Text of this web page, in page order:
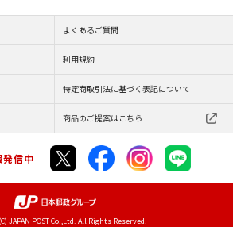
よくあるご質問
利用規約
特定商取引法に基づく表記について
商品のご提案はこちら
信中
JAPAN POST Co.,Ltd. All Rights Reserved.